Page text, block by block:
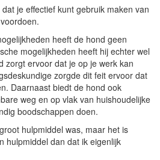
je effectief kunt gebruik maken van
heeft de hond geen
mogelijkheden heeft hij echter wel
zorgt ervoor dat je op je werk kan
zorgde dit feit ervoor dat
Daarnaast biedt de hond ook
weg en op vlak van huishoudelijke
boodschappen doen.
hulpmiddel was, maar het is
hulpmiddel dan dat ik eigenlijk